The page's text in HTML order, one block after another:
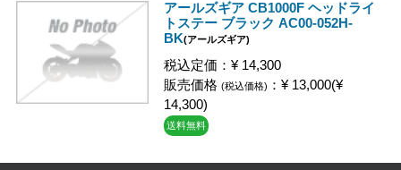
アールズギア CB1000F ヘッドライ
トステー ブラック AC00-052H-
BK(アールズギア)
税込定価：¥ 14,300
販売価格 (税込価格) ：¥ 13,000(¥
14,300)
送料無料